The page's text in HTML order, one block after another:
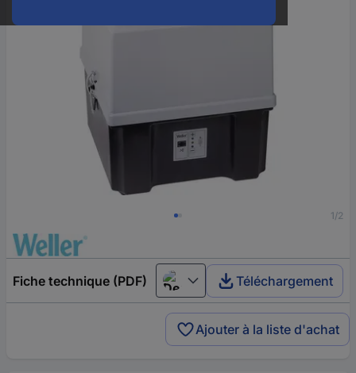
1/2
Fiche technique (PDF) Deutsch (Deutschland)
Téléchargement
Ajouter à la liste d'achat